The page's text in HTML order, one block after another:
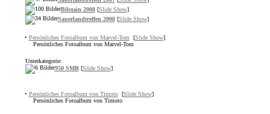
Bilstain 2008[Slide Show]
Sauerlandtreffen 2008[Slide Show]
• Persönliches Fotoalbum von Marvel-Tom [Slide Show]
Persönliches Fotoalbum von Marvel-Tom
Unterkategorie:
950 SMR[Slide Show]
• Persönliches Fotoalbum von Timoto [Slide Show]
Persönliches Fotoalbum von Timoto